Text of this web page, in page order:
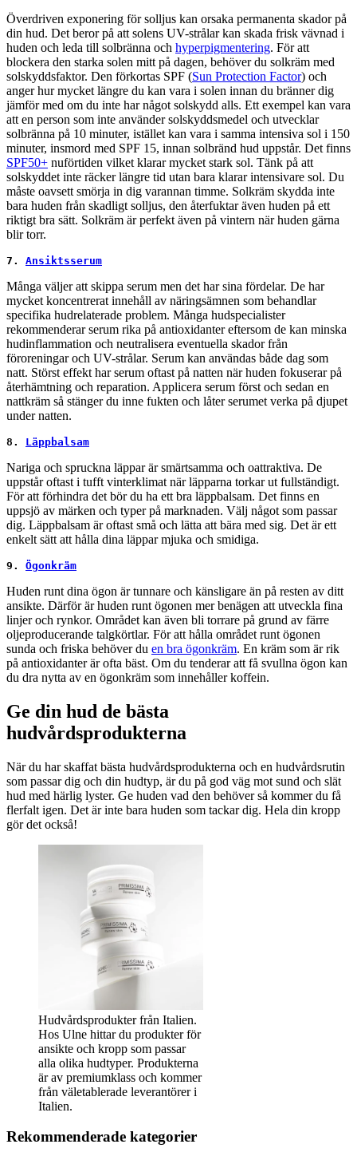
Överdriven exponering för solljus kan orsaka permanenta skador på
din hud. Det beror på att solens UV-strålar kan skada frisk vävnad i
huden och leda till solbränna och hyperpigmentering. För att
blockera den starka solen mitt på dagen, behöver du solkräm med
solskyddsfaktor. Den förkortas SPF (Sun Protection Factor) och
anger hur mycket längre du kan vara i solen innan du bränner dig
jämför med om du inte har något solskydd alls. Ett exempel kan vara
att en person som inte använder solskyddsmedel och utvecklar
solbränna på 10 minuter, istället kan vara i samma intensiva sol i 150
minuter, insmord med SPF 15, innan solbränd hud uppstår. Det finns
SPF50+ nuförtiden vilket klarar mycket stark sol. Tänk på att
solskyddet inte räcker längre tid utan bara klarar intensivare sol. Du
måste oavsett smörja in dig varannan timme. Solkräm skydda inte
bara huden från skadligt solljus, den återfuktar även huden på ett
riktigt bra sätt. Solkräm är perfekt även på vintern när huden gärna
blir torr.
7. Ansiktsserum
Många väljer att skippa serum men det har sina fördelar. De har
mycket koncentrerat innehåll av näringsämnen som behandlar
specifika hudrelaterade problem. Många hudspecialister
rekommenderar serum rika på antioxidanter eftersom de kan minska
hudinflammation och neutralisera eventuella skador från
föroreningar och UV-strålar. Serum kan användas både dag som
natt. Störst effekt har serum oftast på natten när huden fokuserar på
återhämtning och reparation. Applicera serum först och sedan en
nattkräm så stänger du inne fukten och låter serumet verka på djupet
under natten.
8. Läppbalsam
Nariga och spruckna läppar är smärtsamma och oattraktiva. De
uppstår oftast i tufft vinterklimat när läpparna torkar ut fullständigt.
För att förhindra det bör du ha ett bra läppbalsam. Det finns en
uppsjö av märken och typer på marknaden. Välj något som passar
dig. Läppbalsam är oftast små och lätta att bära med sig. Det är ett
enkelt sätt att hålla dina läppar mjuka och smidiga.
9. Ögonkräm
Huden runt dina ögon är tunnare och känsligare än på resten av ditt
ansikte. Därför är huden runt ögonen mer benägen att utveckla fina
linjer och rynkor. Området kan även bli torrare på grund av färre
oljeproducerande talgkörtlar. För att hålla området runt ögonen
sunda och friska behöver du en bra ögonkräm. En kräm som är rik
på antioxidanter är ofta bäst. Om du tenderar att få svullna ögon kan
du dra nytta av en ögonkräm som innehåller koffein.
Ge din hud de bästa
hudvårdsprodukterna
När du har skaffat bästa hudvårdsprodukterna och en hudvårdsrutin
som passar dig och din hudtyp, är du på god väg mot sund och slät
hud med härlig lyster. Ge huden vad den behöver så kommer du få
flerfalt igen. Det är inte bara huden som tackar dig. Hela din kropp
gör det också!
Hudvårdsprodukter från Italien.
Hos Ulne hittar du produkter för
ansikte och kropp som passar
alla olika hudtyper. Produkterna
är av premiumklass och kommer
från väletablerade leverantörer i
Italien.
Rekommenderade kategorier